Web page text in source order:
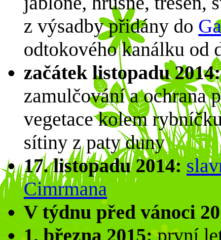
z výsadby přidány do
odtokového kanálku od
začátek listopadu 2014:
zamulčování a ochrana
vegetace kolem
sítiny z paty duny
17. listopadu 2014:
Cimrmana
V týdnu před vánoci
1. března 2015:první